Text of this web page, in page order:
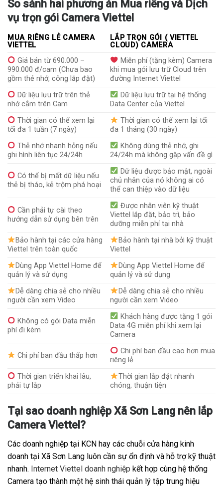
So sánh hai phương án Mua riêng và Dịch
vụ trọn gói Camera Viettel
MUA RIÊNG LẺ CAMERA
VIETTEL
LẮP TRỌN GÓI ( VIETTEL
CLOUD) CAMERA
Giá bán từ 690.000 –
990.000 đ/cam (Chưa bao
gồm thẻ nhớ, công lắp đặt)
Miễn phí (tặng kèm) Camera
khi mua gói lưu trữ Cloud trên
đường Internet Viettel
Dữ liệu lưu trữ trên thẻ
nhớ cắm trên Cam
Dữ liệu lưu trữ tại hệ thống
Data Center của Viettel
Thời gian có thể xem lại
tối đa 1 tuần (7 ngày)
Thời gian có thể xem lại tối
đa 1 tháng (30 ngày)
Thẻ nhớ nhanh hỏng nếu
ghi hình liên tục 24/24h
Không dùng thẻ nhớ, ghi
24/24h mà không gặp vấn đề gì
Có thể bị mất dữ liệu nếu
thẻ bị tháo, kẻ trộm phá hoại
Dữ liệu được bảo mật, ngoài
chủ nhân của nó không ai có
thể can thiệp vào dữ liệu
Cần phải tự cài theo
hướng dẫn sử dụng bên trên
Được nhân viên kỹ thuật
Viettel lắp đặt, bảo trì, bảo
dưỡng miễn phí tại nhà
Bảo hành tại các cửa hàng
Viettel trên toàn quốc
Bảo hành tại nhà bởi kỹ thuật
Viettel
Dùng App Viettel Home để
quản lý và sử dụng
Dùng App Viettel Home để
quản lý và sử dụng
Dễ dàng chia sẻ cho nhiều
người cần xem Video
Dễ dàng chia sẻ cho nhiều
người cần xem Video
Không có gói Data miễn
phí đi kèm
Khách hàng được tặng 1 gói
Data 4G miễn phí khi xem lại
Camera
Chi phí ban đầu thấp hơn
Chi phí ban đầu cao hơn mua
riêng lẻ
Thời gian triển khai lâu,
phải tự lắp
Thời gian lắp đặt nhanh
chóng, thuận tiện
Tại sao doanh nghiệp Xã Sơn Lang nên lắp
Camera Viettel?
Các doanh nghiệp tại KCN hay các chuỗi cửa hàng kinh
doanh tại Xã Sơn Lang luôn cần sự ổn định và hỗ trợ kỹ thuật
nhanh. Internet Viettel doanh nghiệp kết hợp cùng hệ thống
Camera tạo thành một hệ sinh thái quản lý tập trung hiệu